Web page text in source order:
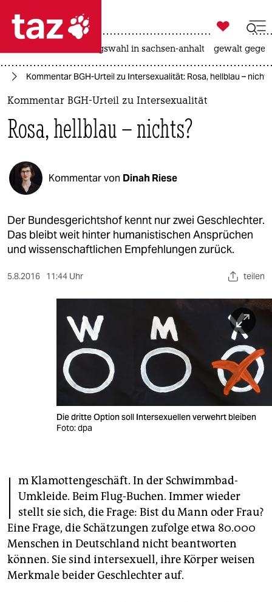
 taz zahl ich
taz zahl ich
politik
öko
gesellschaft
kultur
sport
berlin
unterstützen
abo
genossenschaft
epaper login

taz zahl ich
landtagswahl in sachsen-anhalt gewalt
Kommentar BGH-Urteil zu Intersexualität: Rosa, hellblau –
Kommentar BGH-Urteil zu Intersexualität
Rosa, hellblau – nichts?
Kommentar von Dinah Riese
Der Bundesgerichtshof kennt nur zwei Geschlechter.
Das bleibt weit hinter humanistischen Ansprüchen
und wissenschaftlichen Empfehlungen zurück.
5.8.2016 11:44 Uhr teilen
Die dritte Option soll Intersexuellen verwehrt bleiben
Foto: dpa
I m Klamottengeschäft. In der Schwimmbad-
Umkleide. Beim Flug-Buchen. Immer wieder
stellt sie sich, die Frage: Bist du Mann oder Frau?
Eine Frage, die Schätzungen zufolge etwa 80.000
Menschen in Deutschland nicht beantworten
können. Sie sind intersexuell, ihre Körper weisen
Merkmale beider Geschlechter auf.